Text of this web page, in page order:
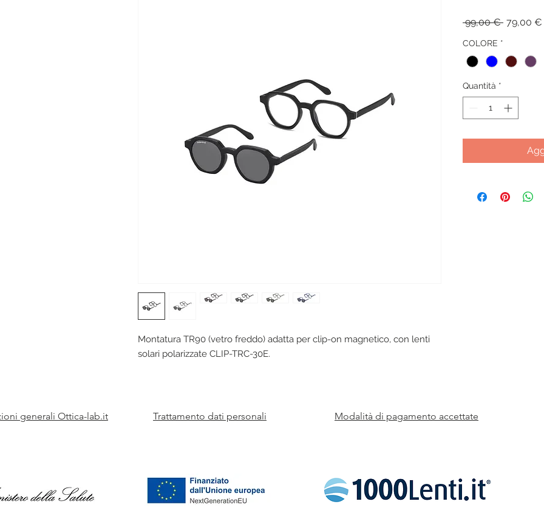
Montatura TR90 (vetro freddo) adatta per clip-on magnetico, con lenti
solari polarizzate CLIP-TRC-30E.
99,00 € Prezzo
79,00 €
COLORE *
Quantità *
generali Ottica-lab.it Trattamento dati personali Modalità di pagamento accettate